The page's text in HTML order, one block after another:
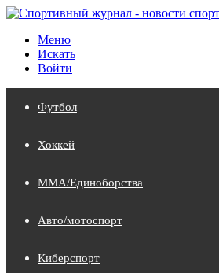
Меню
Искать
Войти
Футбол
Хоккей
MMA/Единоборства
Авто/мотоспорт
Киберспорт